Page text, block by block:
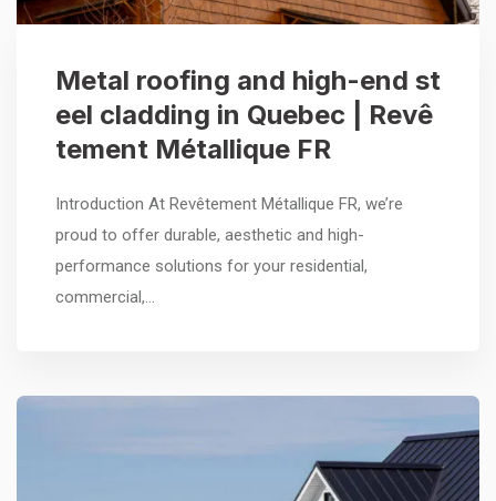
Metal roofing and high-end st
eel cladding in Quebec | Revê
tement Métallique FR
Introduction At Revêtement Métallique FR, we’re
proud to offer durable, aesthetic and high-
performance solutions for your residential,
commercial,…